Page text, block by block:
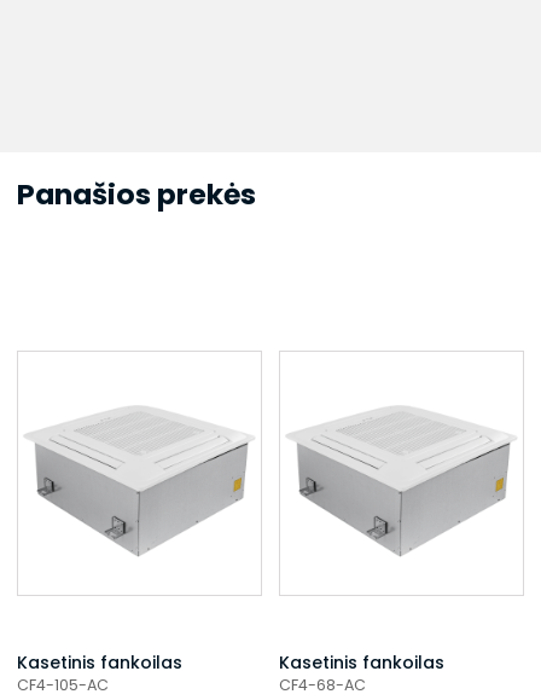
Panašios prekės
Kasetinis fankoilas
CF4-105-AC
Kasetinis fankoilas
CF4-68-AC